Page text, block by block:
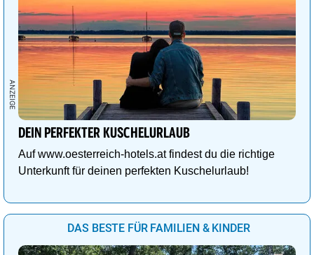
DEIN PERFEKTER KUSCHELURLAUB
Auf www.oesterreich-hotels.at findest du die richtige
Unterkunft für deinen perfekten Kuschelurlaub!
DAS BESTE FÜR FAMILIEN & KINDER